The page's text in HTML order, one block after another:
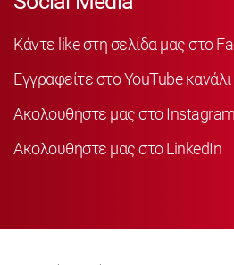
Κάντε like στη σελίδα μας στο
Εγγραφείτε στο YouTube
Ακολουθήστε μας στο Instagram
Ακολουθήστε μας στο LinkedIn